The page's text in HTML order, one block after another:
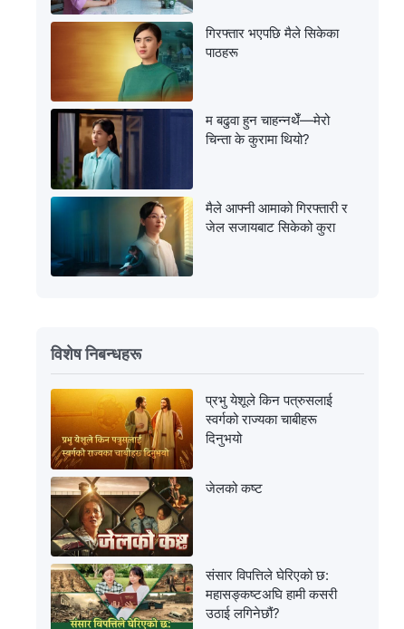
गिरफ्तार भएपछि मैले सिकेका
पाठहरू
म बढुवा हुन चाहन्नथेँ—मेरो
चिन्ता के कुरामा थियो?
मैले आफ्नी आमाको गिरफ्तारी र
जेल सजायबाट सिकेको कुरा
विशेष निबन्धहरू
प्रभु येशूले किन पत्रुसलाई
स्वर्गको राज्यका चाबीहरू
दिनुभयो
जेलको कष्ट
संसार विपत्तिले घेरिएको छ:
महासङ्कष्टअघि हामी कसरी
उठाई लगिनेछौं?